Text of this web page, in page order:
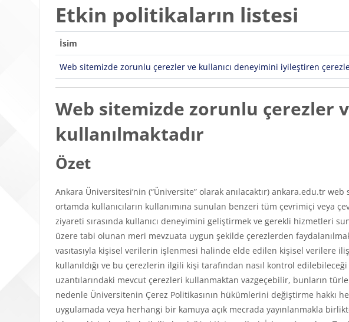
Etkin politikaların listesi
İsim
Web sitemizde zorunlu çerezler ve kullanıcı deneyimini iyileştiren
Web sitemizde zorunlu çerezler
kullanılmaktadır
Özet
Ankara Üniversitesi’nin (“Üniversite” olarak anılacaktır) ankara.edu.tr
ortamda kullanıcıların kullanımına sunulan benzeri tüm çevrimiçi veya
ziyareti sırasında kullanıcı deneyimini geliştirmek ve gerekli hizmetleri
üzere tabi olunan meri mevzuata uygun şekilde çerezlerden
vasıtasıyla kişisel verilerin işlenmesi halinde elde edilen kişisel verilere
kullanıldığı ve bu çerezlerin ilgili kişi tarafından nasıl kontrol
uzantılarındaki mevcut çerezleri kullanmaktan vazgeçebilir, bunların
nedenle Üniversitenin Çerez Politikasının hükümlerini değiştirme hakkı
uygulamada veya herhangi bir kamuya açık mecrada yayınlanmakla